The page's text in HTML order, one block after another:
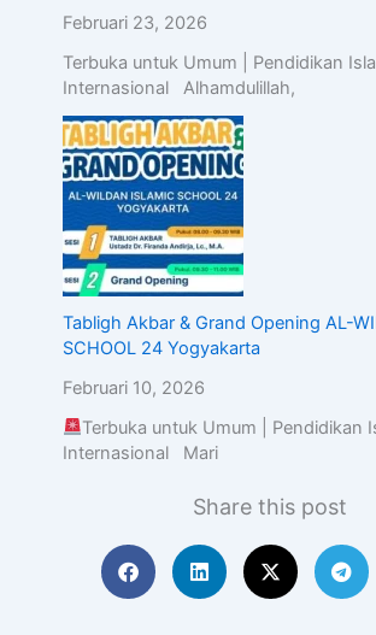
Februari 23, 2026
Terbuka untuk Umum | Pendidikan
Internasional Alhamdulillah,
Tabligh Akbar & Grand Opening AL-
SCHOOL 24 Yogyakarta
Februari 10, 2026
Terbuka untuk Umum | Pendidikan
Internasional Mari
Share this post